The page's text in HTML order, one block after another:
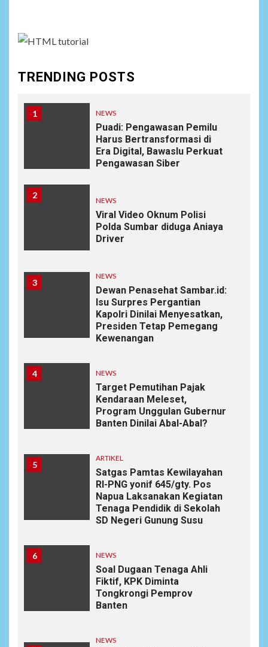
TRENDING POSTS
1 NEWS
Puadi: Pengawasan Pemilu
Harus Bertransformasi di
Era Digital, Bawaslu Perkuat
Pengawasan Siber
2
NEWS
Viral Video Oknum Polisi
Polda Sumbar diduga Aniaya
Driver
3
NEWS
Dewan Penasehat Sambar.id:
Isu Surpres Pergantian
Kapolri Dinilai Menyesatkan,
Presiden Tetap Pemegang
Kewenangan
4 NEWS
Target Pemutihan Pajak
Kendaraan Meleset,
Program Unggulan Gubernur
Banten Dinilai Abal-Abal?
5
ARTIKEL
Satgas Pamtas Kewilayahan
RI-PNG yonif 645/gty. Pos
Napua Laksanakan Kegiatan
Tenaga Pendidik di Sekolah
SD Negeri Gunung Susu
6 NEWS
Soal Dugaan Tenaga Ahli
Fiktif, KPK Diminta
Tongkrongi Pemprov
Banten
NEWS